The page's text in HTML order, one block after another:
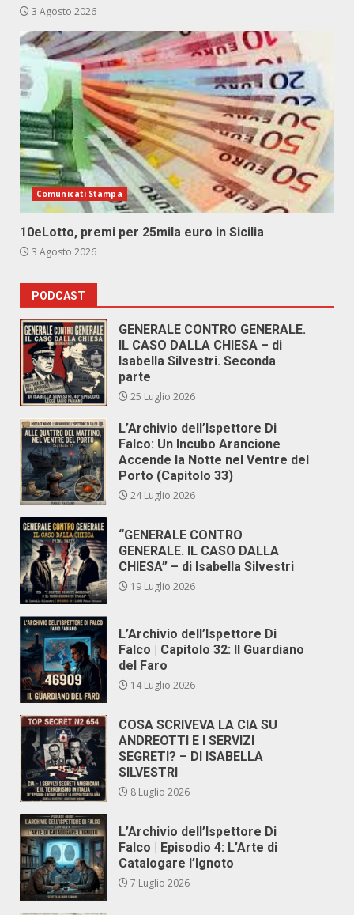
3 Agosto 2026
Comunicati Stampa
10eLotto, premi per 25mila euro in Sicilia
3 Agosto 2026
PODCAST
GENERALE CONTRO GENERALE.
IL CASO DALLA CHIESA – di
Isabella Silvestri. Seconda
parte
25 Luglio 2026
L’Archivio dell’Ispettore Di
Falco: Un Incubo Arancione
Accende la Notte nel Ventre del
Porto (Capitolo 33)
24 Luglio 2026
“GENERALE CONTRO
GENERALE. IL CASO DALLA
CHIESA” – di Isabella Silvestri
19 Luglio 2026
L’Archivio dell’Ispettore Di
Falco | Capitolo 32: Il Guardiano
del Faro
14 Luglio 2026
COSA SCRIVEVA LA CIA SU
ANDREOTTI E I SERVIZI
SEGRETI? – DI ISABELLA
SILVESTRI
8 Luglio 2026
L’Archivio dell’Ispettore Di
Falco | Episodio 4: L’Arte di
Catalogare l’Ignoto
7 Luglio 2026